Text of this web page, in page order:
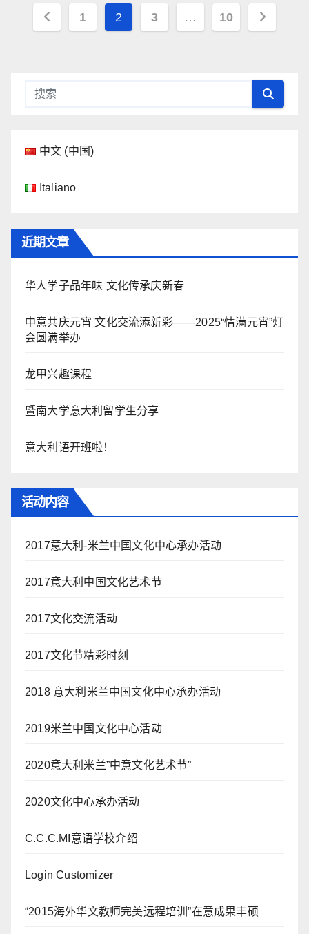
文
航
1 2 3 … 10
中文 (中国)
Italiano
近期文章
华人学子品年味 文化传承庆新春
中意共庆元宵 文化交流添新彩——2025“情满元宵”灯
会圆满举办
龙甲兴趣课程
暨南大学意大利留学生分享
意大利语开班啦！
活动内容
2017意大利-米兰中国文化中心承办活动
2017意大利中国文化艺术节
2017文化交流活动
2017文化节精彩时刻
2018 意大利米兰中国文化中心承办活动
2019米兰中国文化中心活动
2020意大利米兰”中意文化艺术节”
2020文化中心承办活动
C.C.C.MI意语学校介绍
Login Customizer
“2015海外华文教师完美远程培训”在意成果丰硕